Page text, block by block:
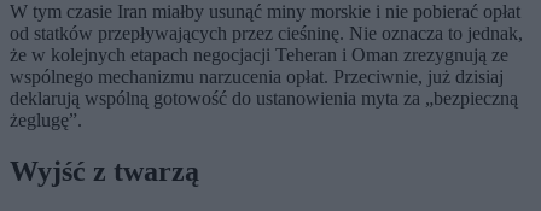
W tym czasie Iran miałby usunąć miny morskie i nie pobierać opłat
od statków przepływających przez cieśninę. Nie oznacza to jednak,
że w kolejnych etapach negocjacji Teheran i Oman zrezygnują ze
wspólnego mechanizmu narzucenia opłat. Przeciwnie, już dzisiaj
deklarują wspólną gotowość do ustanowienia myta za „bezpieczną
żeglugę”.
Wyjść z twarzą